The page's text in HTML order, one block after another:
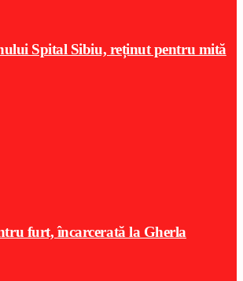
Spital Sibiu, reținut pentru mită
furt, încarcerată la Gherla